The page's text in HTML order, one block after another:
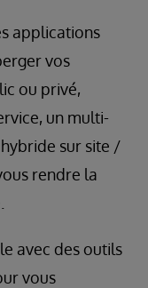
applications
vos
ou privé,
un multi-
sur site /
rendre la
avec des outils
vous